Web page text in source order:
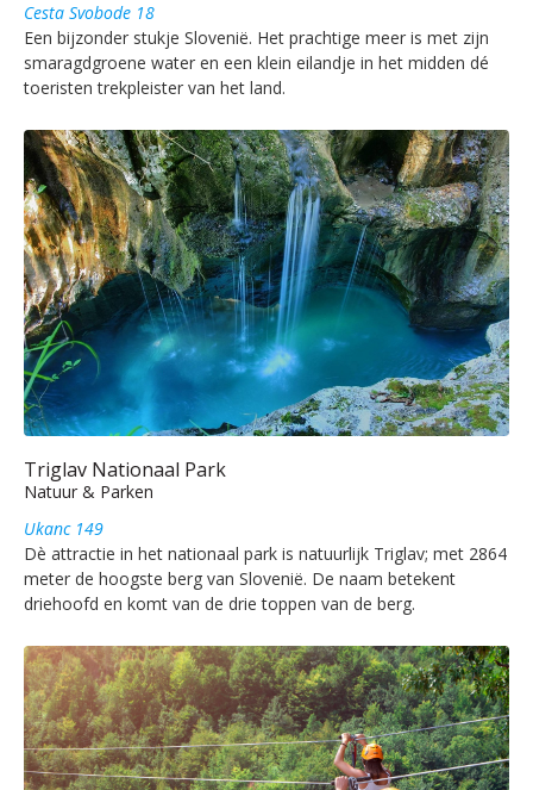
Cesta Svobode 18
Een bijzonder stukje Slovenië. Het prachtige meer is met zijn
smaragdgroene water en een klein eilandje in het midden dé
toeristen trekpleister van het land.
Triglav Nationaal Park
Natuur & Parken
Ukanc 149
Dè attractie in het nationaal park is natuurlijk Triglav; met 2864
meter de hoogste berg van Slovenië. De naam betekent
driehoofd en komt van de drie toppen van de berg.